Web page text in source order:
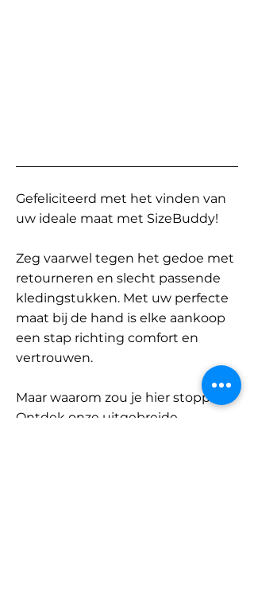
Gefeliciteerd met het vinden van
uw ideale maat met SizeBuddy!
Zeg vaarwel tegen het gedoe met
retourneren en slecht passende
kledingstukken. Met uw perfecte
maat bij de hand is elke aankoop
een stap richting comfort en
vertrouwen.
Maar waarom zou je hier stoppen?
Ontdek onze uitgebreide